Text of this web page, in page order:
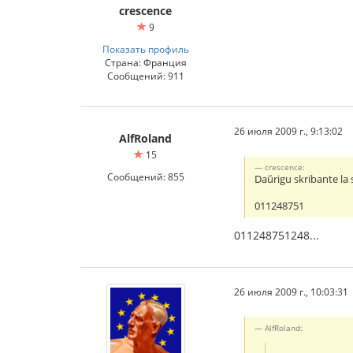
crescence
9
Показать профиль
Страна: Франция
Сообщений: 911
AlfRoland
15
Сообщений: 855
26 июля 2009 г., 9:13:02
crescence:
Daŭrigu skribante la
011248751
011248751248...
26 июля 2009 г., 10:03:31
AlfRoland: